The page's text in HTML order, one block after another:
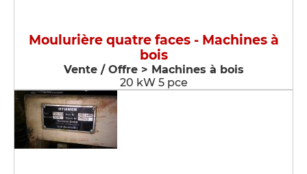
Moulurière quatre faces - Machines à
bois
Vente / Offre > Machines à bois
20 kW 5 pce